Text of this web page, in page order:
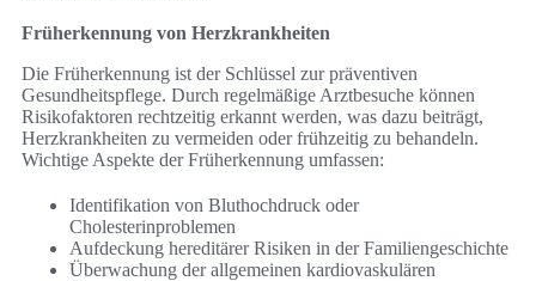
Früherkennung von Herzkrankheiten
Die Früherkennung ist der Schlüssel zur präventiven
Gesundheitspflege. Durch regelmäßige Arztbesuche können
Risikofaktoren rechtzeitig erkannt werden, was dazu beiträgt,
Herzkrankheiten zu vermeiden oder frühzeitig zu behandeln.
Wichtige Aspekte der Früherkennung umfassen:
Identifikation von Bluthochdruck oder
Cholesterinproblemen
Aufdeckung hereditärer Risiken in der Familiengeschichte
Überwachung der allgemeinen kardiovaskulären